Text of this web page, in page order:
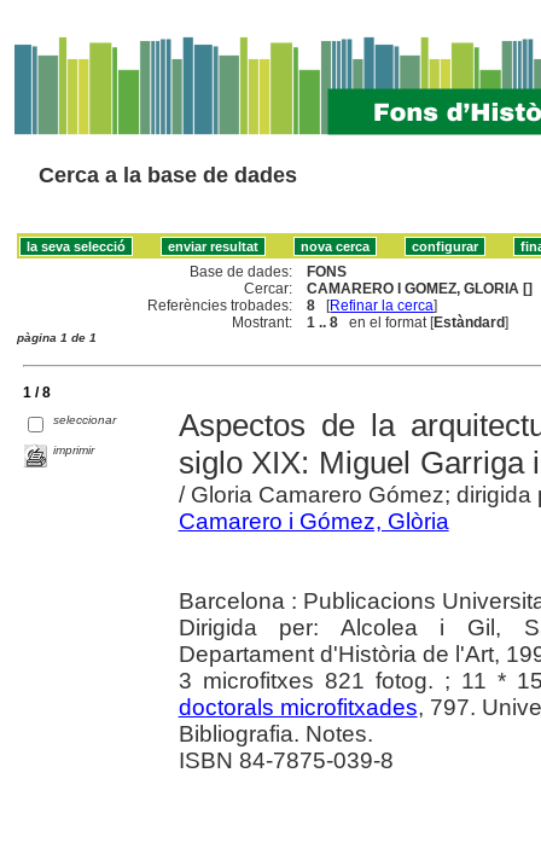
Cerca a la base de dades
Base de dades:
FONS
Cercar:
CAMARERO I GOMEZ, GLORIA []
Referències trobades:
8 [Refinar la cerca]
Mostrant:
1 .. 8 en el format [Estàndard]
pàgina 1 de 1
1 / 8
seleccionar
imprimir
Aspectos de la
siglo XIX: Miguel Garriga
/ Gloria Camarero Gómez;
Camarero i Gómez, Glòria
Barcelona : Publicacions
Dirigida per: Alcolea i Gil,
Departament d'Història de l'Art,
3 microfitxes 821 fotog. ; 11 *
doctorals microfitxades, 797.
Bibliografia. Notes.
ISBN 84-7875-039-8